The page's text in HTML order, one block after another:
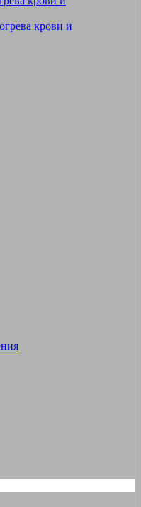
крови и